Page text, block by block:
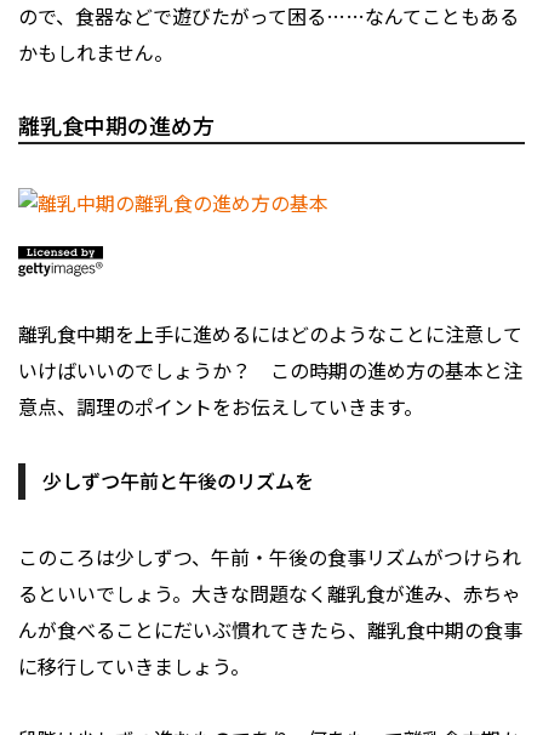
ので、食器などで遊びたがって困る……なんてこともある
かもしれません。
離乳食中期の進め方
離乳食中期を上手に進めるにはどのようなことに注意して
いけばいいのでしょうか？ この時期の進め方の基本と注
意点、調理のポイントをお伝えしていきます。
少しずつ午前と午後のリズムを
このころは少しずつ、午前・午後の食事リズムがつけられ
るといいでしょう。大きな問題なく離乳食が進み、赤ちゃ
んが食べることにだいぶ慣れてきたら、離乳食中期の食事
に移行していきましょう。